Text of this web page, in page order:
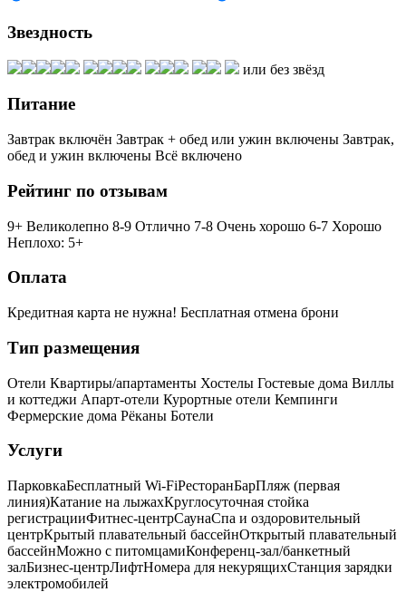
Звездность
или без звёзд
Питание
Завтрак включён Завтрак + обед или ужин включены Завтрак,
обед и ужин включены Всё включено
Рейтинг по отзывам
9+ Великолепно 8-9 Отлично 7-8 Очень хорошо 6-7 Хорошо
Неплохо: 5+
Оплата
Кредитная карта не нужна! Бесплатная отмена брони
Тип размещения
Отели Квартиры/апартаменты Хостелы Гостевые дома Виллы
и коттеджи Апарт-отели Курортные отели Кемпинги
Фермерские дома Рёканы Ботели
Услуги
ПарковкаБесплатный Wi-FiРесторанБарПляж (первая
линия)Катание на лыжахКруглосуточная стойка
регистрацииФитнес-центрСаунаСпа и оздоровительный
центрКрытый плавательный бассейнОткрытый плавательный
бассейнМожно с питомцамиКонференц-зал/банкетный
залБизнес-центрЛифтНомера для некурящихCтанция зарядки
электромобилей